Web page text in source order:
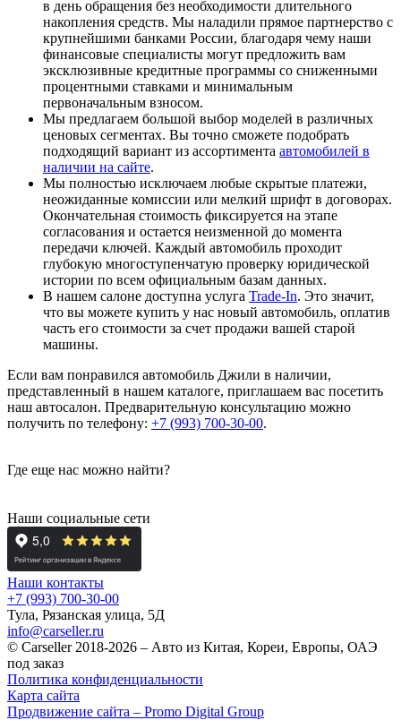
в день обращения без необходимости длительного
накопления средств. Мы наладили прямое партнерство с
крупнейшими банками России, благодаря чему наши
финансовые специалисты могут предложить вам
эксклюзивные кредитные программы со сниженными
процентными ставками и минимальным
первоначальным взносом.
Мы предлагаем большой выбор моделей в различных
ценовых сегментах. Вы точно сможете подобрать
подходящий вариант из ассортимента автомобилей в
наличии на сайте.
Мы полностью исключаем любые скрытые платежи,
неожиданные комиссии или мелкий шрифт в договорах.
Окончательная стоимость фиксируется на этапе
согласования и остается неизменной до момента
передачи ключей. Каждый автомобиль проходит
глубокую многоступенчатую проверку юридической
истории по всем официальным базам данных.
В нашем салоне доступна услуга Trade-In. Это значит,
что вы можете купить у нас новый автомобиль, оплатив
часть его стоимости за счет продажи вашей старой
машины.
Если вам понравился автомобиль Джили в наличии,
представленный в нашем каталоге, приглашаем вас посетить
наш автосалон. Предварительную консультацию можно
получить по телефону: +7 (993) 700-30-00.
Где еще нас можно найти?
Наши социальные сети
Наши контакты
+7 (993) 700-30-00
Тула, Рязанская улица, 5Д
info@carseller.ru
© Carseller 2018-2026 – Авто из Китая, Кореи, Европы, ОАЭ
под заказ
Политика конфиденциальности
Карта сайта
Продвижение сайта – Promo Digital Group